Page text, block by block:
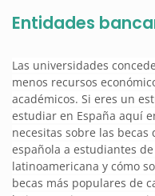
Entidades
Las universidades
menos recursos
académicos. Si eres un
estudiar en España aquí
necesitas sobre las
española a estudiantes
latinoamericana y cómo
becas más populares de